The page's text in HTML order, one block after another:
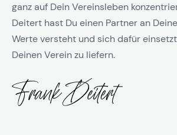
ganz auf Dein Vereinsleben
Deitert hast Du einen Partner an
Werte versteht und sich dafür
Deinen Verein zu liefern.